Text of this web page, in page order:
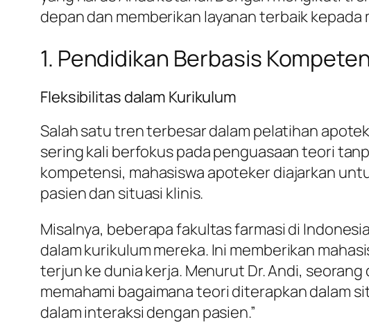
depan dan memberikan layanan terbaik kepada
1. Pendidikan Berbasis
Fleksibilitas dalam Kurikulum
Salah satu tren terbesar dalam pelatihan
sering kali berfokus pada penguasaan teori
kompetensi, mahasiswa apoteker diajarkan
pasien dan situasi klinis.
Misalnya, beberapa fakultas farmasi di
dalam kurikulum mereka. Ini memberikan
terjun ke dunia kerja. Menurut Dr. Andi,
memahami bagaimana teori diterapkan dalam
dalam interaksi dengan pasien.”